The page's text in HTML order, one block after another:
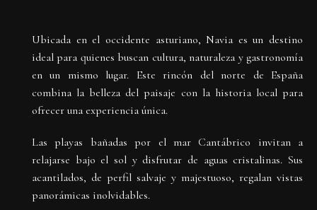
Ubicada en el occidente asturiano, Navia es un destino
ideal para quienes buscan cultura, naturaleza y gastronomía
en un mismo lugar. Este rincón del norte de España
combina la belleza del paisaje con la historia local para
ofrecer una experiencia única.
Las playas bañadas por el mar Cantábrico invitan a
relajarse bajo el sol y disfrutar de aguas cristalinas. Sus
acantilados, de perfil salvaje y majestuoso, regalan vistas
panorámicas inolvidables.